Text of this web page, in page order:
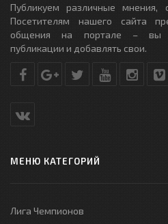
Публикуем различные мнения,
Посетителям нашего сайта
общения на портале – вы
публикации и добавлять свои.
МЕНЮ КАТЕГОРИЙ
Лига Чемпионов